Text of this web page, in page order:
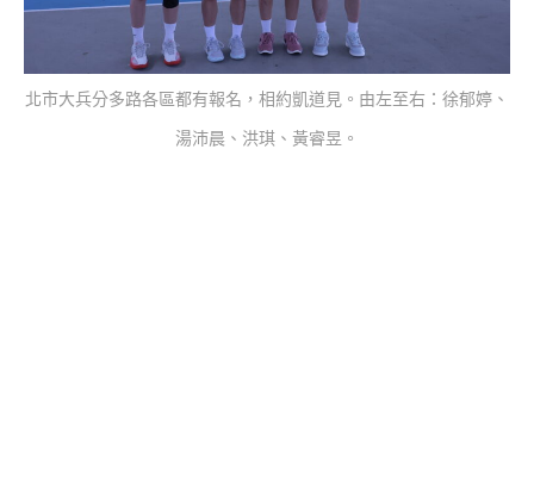
北市大兵分多路各區都有報名，相約凱道見。由左至右：徐郁婷、
湯沛晨、洪琪、黃睿昱。